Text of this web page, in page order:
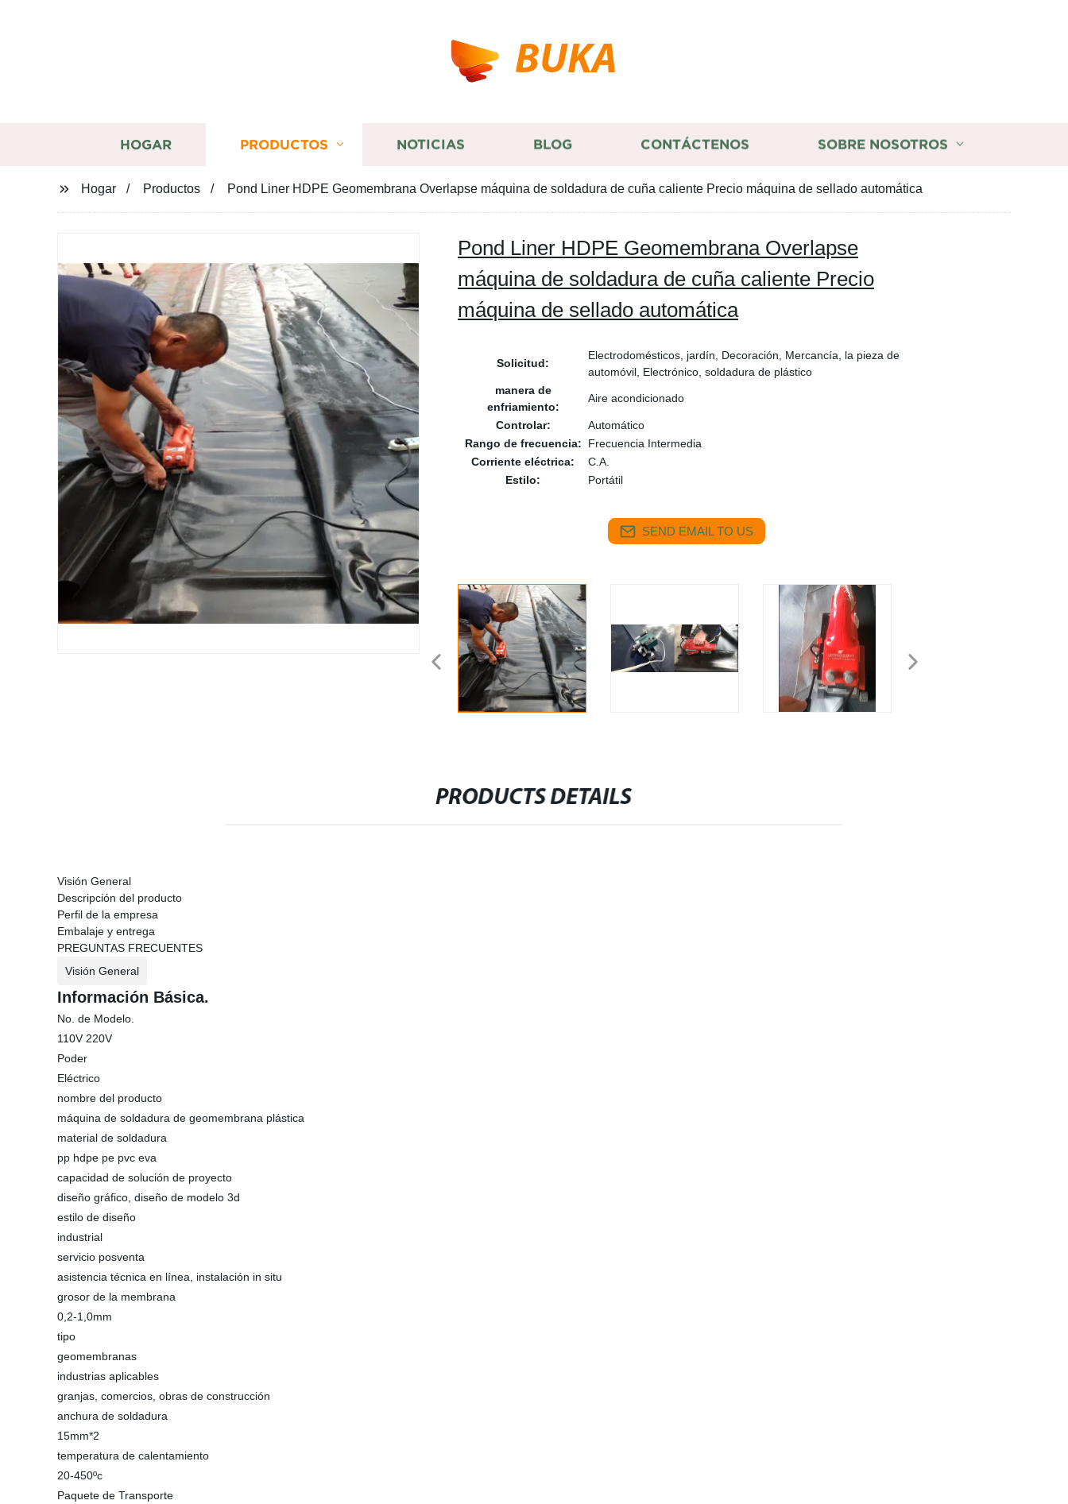
BUKA
HOGAR PRODUCTOS NOTICIAS BLOG CONTÁCTENOS SOBRE NOSOTROS
Hogar Productos Pond Liner HDPE Geomembrana Overlapse máquina de soldadura de cuña caliente Precio máquina de sellado automática
Pond Liner HDPE Geomembrana Overlapse
máquina de soldadura de cuña caliente Precio
máquina de sellado automática
Solicitud:
Electrodomésticos, jardín, Decoración, Mercancía, la pieza de
automóvil, Electrónico, soldadura de plástico
manera de
enfriamiento:
Aire acondicionado
Controlar:
Automático
Rango de frecuencia:
Frecuencia Intermedia
Corriente eléctrica:
C.A.
Estilo:
Portátil
SEND EMAIL TO US
PRODUCTS DETAILS
Visión General
Descripción del producto
Perfil de la empresa
Embalaje y entrega
PREGUNTAS FRECUENTES
Visión General
Información Básica.
No. de Modelo.
110V 220V
Poder
Eléctrico
nombre del producto
máquina de soldadura de geomembrana plástica
material de soldadura
pp hdpe pe pvc eva
capacidad de solución de proyecto
diseño gráfico, diseño de modelo 3d
estilo de diseño
industrial
servicio posventa
asistencia técnica en línea, instalación in situ
grosor de la membrana
0,2-1,0mm
tipo
geomembranas
industrias aplicables
granjas, comercios, obras de construcción
anchura de soldadura
15mm*2
temperatura de calentamiento
20-450ºc
Paquete de Transporte